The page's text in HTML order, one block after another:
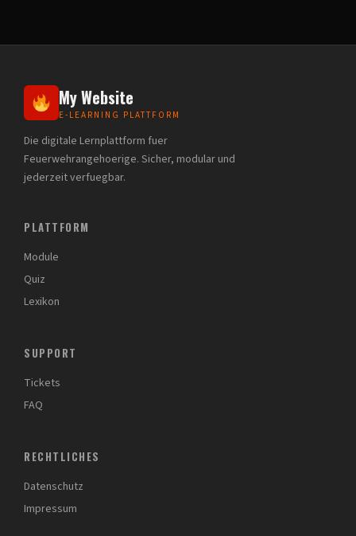
My Website
E-LEARNING PLATTFORM
Die digitale Lernplattform fuer
Feuerwehrangehoerige. Sicher, modular und
jederzeit verfuegbar.
PLATTFORM
Module
Quiz
Lexikon
SUPPORT
Tickets
FAQ
RECHTLICHES
Datenschutz
Impressum